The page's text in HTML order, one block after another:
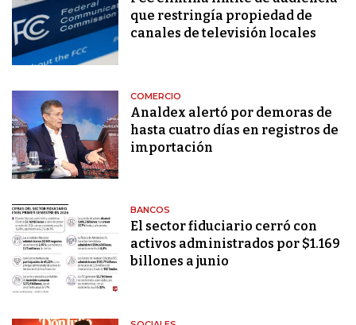
que restringía propiedad de
canales de televisión locales
COMERCIO
Analdex alertó por demoras de
hasta cuatro días en registros de
importación
BANCOS
El sector fiduciario cerró con
activos administrados por $1.169
billones a junio